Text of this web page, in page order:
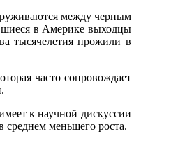
между черным
в Америке выходцы
тысячелетия прожили в
часто сопровождает
к научной дискуссии
среднем меньшего роста.